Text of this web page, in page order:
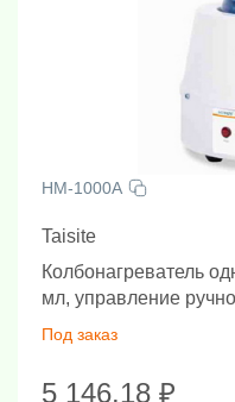
HM-1000A
Taisite
Колбонагреватель
мл, управление
Под заказ
5 146.18 ₽